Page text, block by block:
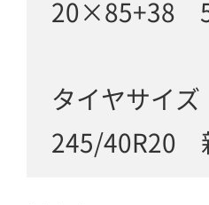
20×85+38
タイヤサイズ
245/40R20